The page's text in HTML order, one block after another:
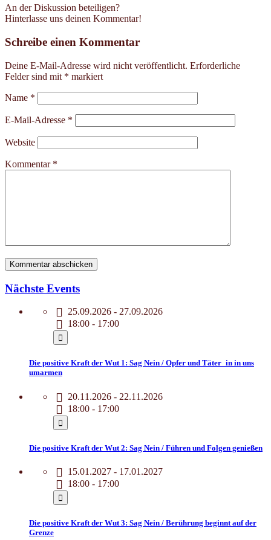
An der Diskussion beteiligen?
Hinterlasse uns deinen Kommentar!
Schreibe einen Kommentar
Deine E-Mail-Adresse wird nicht veröffentlicht. Erforderliche
Felder sind mit * markiert
Name *
E-Mail-Adresse *
Website
Kommentar *
Nächste Events
25.09.2026 - 27.09.2026
18:00 - 17:00
Die positive Kraft der Wut 1: Sag Nein / Opfer und Täter_in in uns
umarmen
20.11.2026 - 22.11.2026
18:00 - 17:00
Die positive Kraft der Wut 2: Sag Nein / Führen und Folgen genießen
15.01.2027 - 17.01.2027
18:00 - 17:00
Die positive Kraft der Wut 3: Sag Nein / Berührung beginnt auf der
Grenze